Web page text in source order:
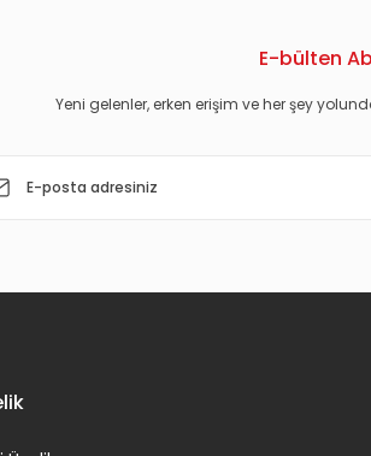
E-bülten
Yeni gelenler, erken erişim ve her şey